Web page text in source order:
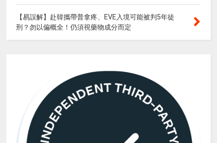
【易誤解】赴韓攜帶普拿疼、EVE入境可能被判5年徒
刑？勿以偏概全！仍須視藥物成分而定